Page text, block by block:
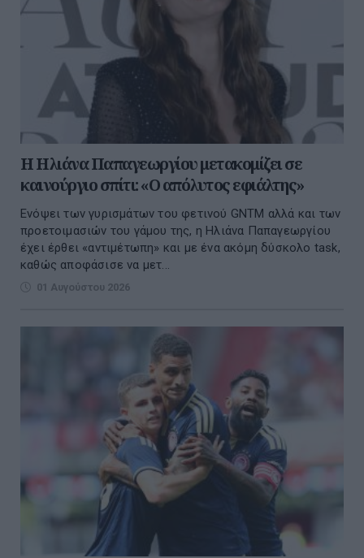
Η Ηλιάνα Παπαγεωργίου μετακομίζει σε
καινούργιο σπίτι: «Ο απόλυτος εφιάλτης»
Ενόψει των γυρισμάτων του φετινού GNTM αλλά και των
προετοιμασιών του γάμου της, η Ηλιάνα Παπαγεωργίου
έχει έρθει «αντιμέτωπη» και με ένα ακόμη δύσκολο task,
καθώς αποφάσισε να μετ...
01 Αυγούστου 2026